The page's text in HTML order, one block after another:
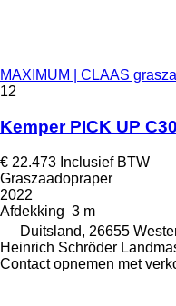
MAXIMUM | CLAAS
12
Kemper PICK UP
€ 22.473 Inclusief BTW
Graszaadopraper
2022
Afdekking 3 m
Duitsland, 26655
Heinrich Schröder
Contact opnemen met